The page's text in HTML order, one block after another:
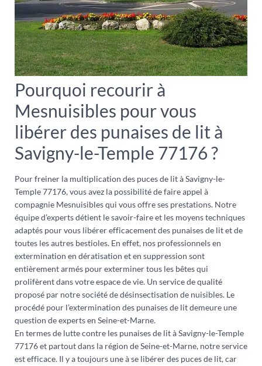
Pourquoi recourir à
Mesnuisibles pour vous
libérer des punaises de lit à
Savigny-le-Temple 77176 ?
Pour freiner la multiplication des puces de lit à Savigny-le-
Temple 77176, vous avez la possibilité de faire appel à
compagnie Mesnuisibles qui vous offre ses prestations. Notre
équipe d’experts détient le savoir-faire et les moyens techniques
adaptés pour vous libérer efficacement des punaises de lit et de
toutes les autres bestioles. En effet, nos professionnels en
extermination en dératisation et en suppression sont
entièrement armés pour exterminer tous les bêtes qui
prolifèrent dans votre espace de vie. Un service de qualité
proposé par notre société de désinsectisation de nuisibles. Le
procédé pour l’extermination des punaises de lit demeure une
question de experts en Seine-et-Marne.
En termes de lutte contre les punaises de lit à Savigny-le-Temple
77176 et partout dans la région de Seine-et-Marne, notre service
est efficace. Il y a toujours une à se libérer des puces de lit, car